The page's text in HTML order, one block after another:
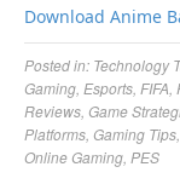
Download Anime
Posted in: Technology
Gaming Esports FIFA
Reviews Game
Platforms Gaming Tips
Online Gaming PES